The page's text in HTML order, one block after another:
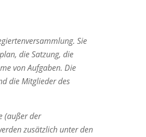
Sie
die Satzung, die
von Aufgaben. Die
die Mitglieder des
(außer der
zusätzlich unter den